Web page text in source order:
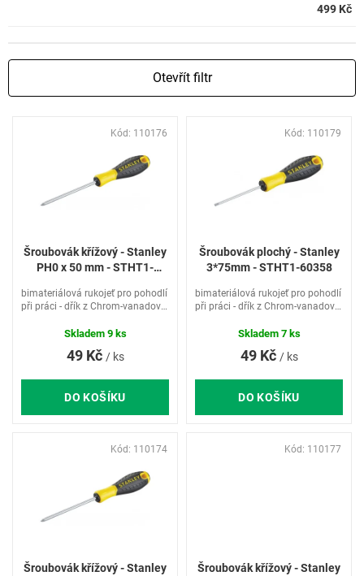
499 Kč
Otevřít filtr
Šroubovák křížový - Stanley
PH0 x 50 mm - STHT1-
49 Kč / ks
DO KOŠÍKU
bimateriálová rukojeť pro pohodlí
při práci - dřík z Chrom-vanadové
životnost šroubováku - otvor pro
Skladem 9 ks
Kód: 110176
Šroubovák plochý - Stanley
3*75mm - STHT1-60358
49 Kč / ks
DO KOŠÍKU
bimateriálová rukojeť pro pohodlí
při práci - dřík z Chrom-vanadové
životnost šroubováku - otvor pro
Skladem 7 ks
Kód: 110179
Šroubovák křížový - Stanley
Kód: 110174
Šroubovák křížový - Stanley
Kód: 110177